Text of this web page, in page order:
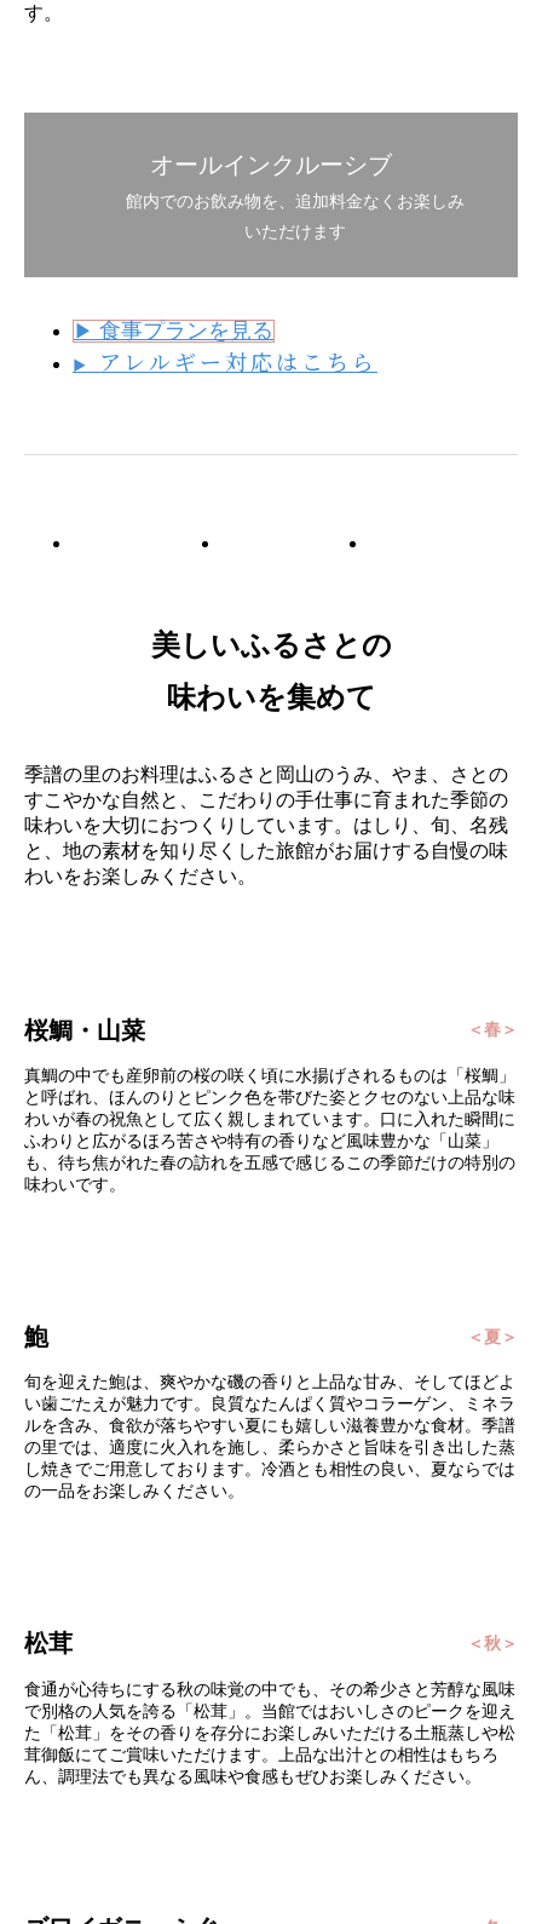
す。
オールインクルーシブ
館内でのお飲み物を、追加料金なくお楽しみ
いただけます
▶ 食事プランを見る
▶ アレルギー対応はこちら
美しいふるさとの
味わいを集めて
季譜の里のお料理はふるさと岡山のうみ、やま、さとの
すこやかな自然と、こだわりの手仕事に育まれた季節の
味わいを大切におつくりしています。はしり、旬、名残
と、地の素材を知り尽くした旅館がお届けする自慢の味
わいをお楽しみください。
桜鯛・山菜 ＜春＞
真鯛の中でも産卵前の桜の咲く頃に水揚げされるものは「桜鯛」
と呼ばれ、ほんのりとピンク色を帯びた姿とクセのない上品な味
わいが春の祝魚として広く親しまれています。口に入れた瞬間に
ふわりと広がるほろ苦さや特有の香りなど風味豊かな「山菜」
も、待ち焦がれた春の訪れを五感で感じるこの季節だけの特別の
味わいです。
鮑 ＜夏＞
旬を迎えた鮑は、爽やかな磯の香りと上品な甘み、そしてほどよ
い歯ごたえが魅力です。良質なたんぱく質やコラーゲン、ミネラ
ルを含み、食欲が落ちやすい夏にも嬉しい滋養豊かな食材。季譜
の里では、適度に火入れを施し、柔らかさと旨味を引き出した蒸
し焼きでご用意しております。冷酒とも相性の良い、夏ならでは
の一品をお楽しみください。
松茸 ＜秋＞
食通が心待ちにする秋の味覚の中でも、その希少さと芳醇な風味
で別格の人気を誇る「松茸」。当館ではおいしさのピークを迎え
た「松茸」をその香りを存分にお楽しみいただける土瓶蒸しや松
茸御飯にてご賞味いただけます。上品な出汁との相性はもちろ
ん、調理法でも異なる風味や食感もぜひお楽しみください。